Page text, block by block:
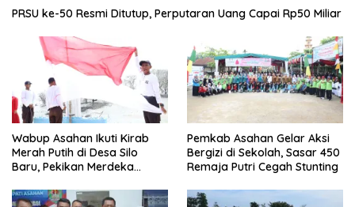
PRSU ke-50 Resmi Ditutup, Perputaran Uang Capai Rp50 Miliar
Wabup Asahan Ikuti Kirab
Merah Putih di Desa Silo
Baru, Pekikan Merdeka
Pemkab Asahan Gelar Aksi
Bergizi di Sekolah, Sasar 450
Remaja Putri Cegah Stunting